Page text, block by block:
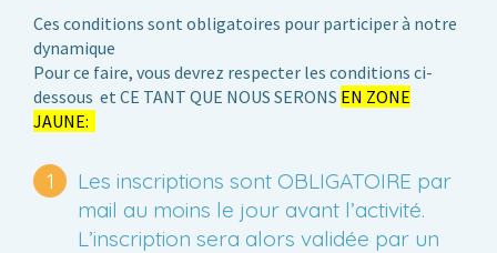
Ces conditions sont obligatoires pour participer à notre
dynamique
Pour ce faire, vous devrez respecter les conditions ci-
dessous et CE TANT QUE NOUS SERONS EN ZONE
JAUNE:
Les inscriptions sont OBLIGATOIRE par
mail au moins le jour avant l’activité.
L’inscription sera alors validée par un